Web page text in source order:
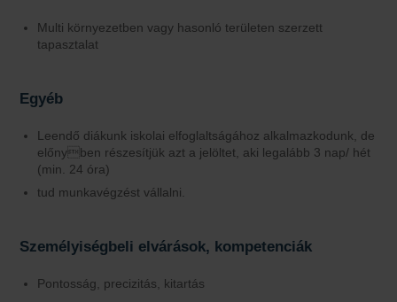
Multi környezetben vagy hasonló területen szerzett
tapasztalat
Egyéb
Leendő diákunk iskolai elfoglaltságához alkalmazkodunk, de
előnyben részesítjük azt a jelöltet, aki legalább 3 nap/ hét
(min. 24 óra)
tud munkavégzést vállalni.
Személyiségbeli elvárások, kompetenciák
Pontosság, precizitás, kitartás